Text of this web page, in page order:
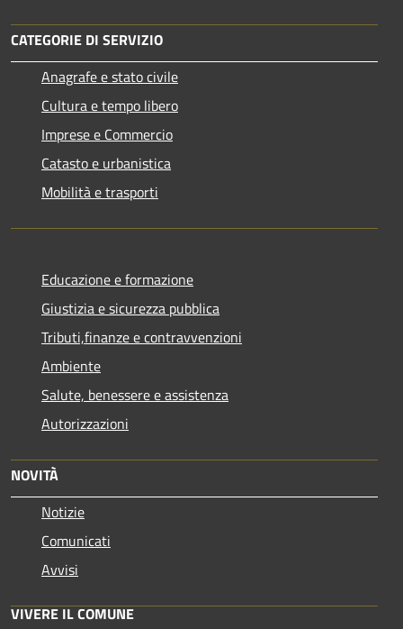
CATEGORIE DI SERVIZIO
Anagrafe e stato civile
Cultura e tempo libero
Imprese e Commercio
Catasto e urbanistica
Mobilità e trasporti
Educazione e formazione
Giustizia e sicurezza pubblica
Tributi,finanze e contravvenzioni
Ambiente
Salute, benessere e assistenza
Autorizzazioni
NOVITÀ
Notizie
Comunicati
Avvisi
VIVERE IL COMUNE